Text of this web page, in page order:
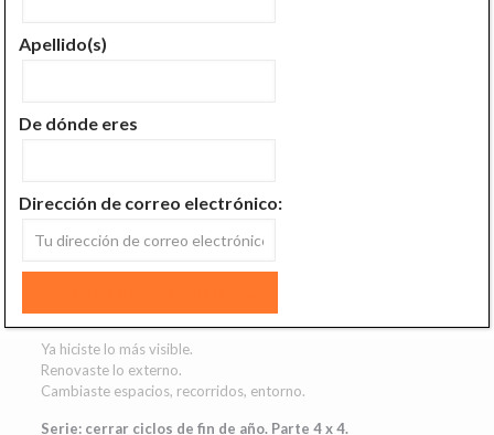
El último cambio no corrige nada: añade algo esencial.
Ya hiciste lo más visible.
Renovaste lo externo.
Cambiaste espacios, recorridos, entorno.
Serie: cerrar ciclos de fin de año. Parte 4 x 4.
Apellido(s)
De dónde eres
Dirección de correo electrónico: